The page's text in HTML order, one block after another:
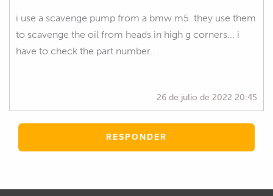
i use a scavenge pump from a bmw m5. they use them
to scavenge the oil from heads in high g corners... i
have to check the part number..
26 de julio de 2022 20:45
RESPONDER